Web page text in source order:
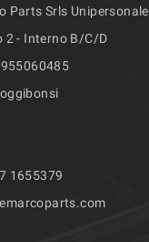
Parts Srls Unipersonale
2 - Interno B/C/D
1655379